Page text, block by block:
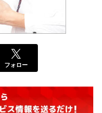
フォロー